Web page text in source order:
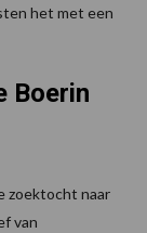
het met een
Boerin
zoektocht naar
van